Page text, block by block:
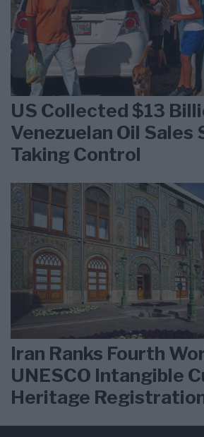
US Collected $13
Venezuelan Oil Sales
Taking Control
Iran Ranks Fourth
UNESCO Intangible
Heritage